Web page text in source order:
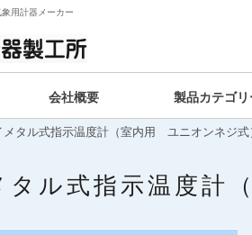
用計器メーカー
会社概要 製品カテゴリ
メタル式指示温度計（室内用 ユニオンネジ式
タル式指示温度計